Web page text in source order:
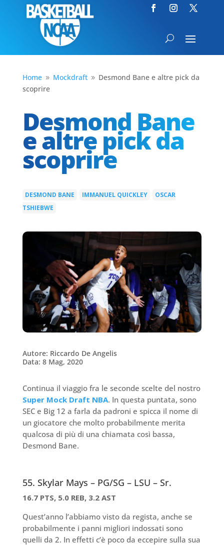
Home 9 Mockdraft 9 Desmond Bane e altre pick da
scoprire
Desmond Bane
e altre pick da
scoprire
DESMOND BANE IMMANUEL QUICKLEY
OSCAR
TSHIEBWE
Autore: Riccardo De Angelis
Data: 8 Mag, 2020
Continua il viaggio fra le seconde scelte del nostro
Super Mock Draft NBA. In questa puntata, sono
SEC e Big 12 a farla da padroni e spicca il nome di
un giocatore che molto probabilmente merita
qualcosa di più di una chiamata così bassa,
Desmond Bane.
55. Skylar Mays – PG/SG – LSU – Sr.
16.7 PTS, 5.0 REB, 3.2 AST
Quest’anno l’abbiamo visto da regista, anche se
probabilmente i panni migliori indossati sono
quelli da 2. In effetti c’è poco da eccepire sulla sua